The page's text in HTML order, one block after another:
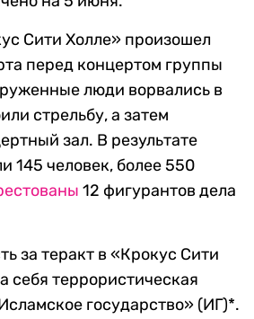
Сити Холле» произошел
перед концертом группы
люди ворвались в
стрельбу, а затем
зал. В результате
145 человек, более 550
12 фигурантов дела
за теракт в «Крокус Сити
себя террористическая
государство» (ИГ)*.